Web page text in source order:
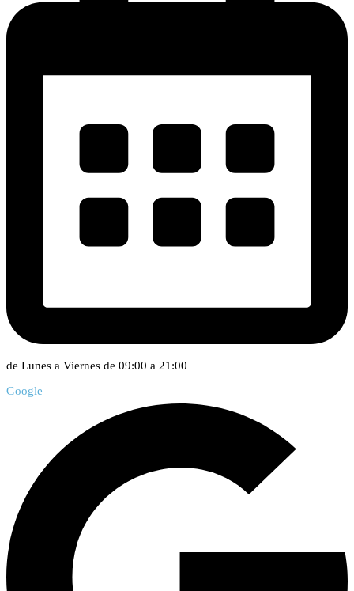
de Lunes a Viernes de 09:00 a 21:00
Google